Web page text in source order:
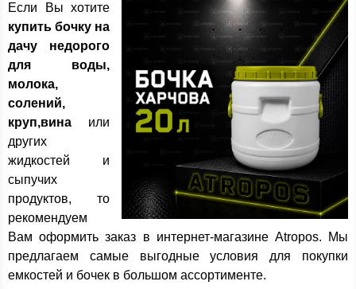
Если Вы хотите
купить бочку на
дачу недорого
для воды,
молока,
солений,
круп,вина или
других
жидкостей и
сыпучих
продуктов, то
рекомендуем
Вам оформить заказ в интернет-магазине Atropos. Мы
предлагаем самые выгодные условия для покупки
емкостей и бочек в большом ассортименте.